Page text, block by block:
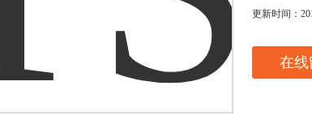
更新时间：
在线